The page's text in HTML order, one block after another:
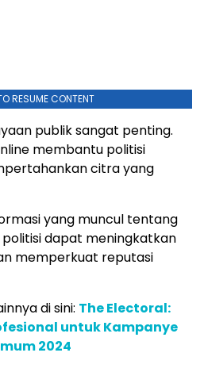
RESUME CONTENT
publik sangat penting.
membantu politisi
citra yang
yang muncul tentang
dapat meningkatkan
memperkuat reputasi
di sini: The Electoral:
untuk Kampanye
2024